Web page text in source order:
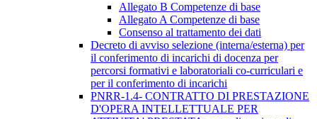
Allegato B Competenze di base
Allegato A Competenze di base
Consenso al trattamento dei dati
Decreto di avviso selezione (interna/esterna) per
il conferimento di incarichi di docenza per
percorsi formativi e laboratoriali co-curriculari e
per il conferimento di incarichi
PNRR-1.4- CONTRATTO DI PRESTAZIONE
D'OPERA INTELLETTUALE PER